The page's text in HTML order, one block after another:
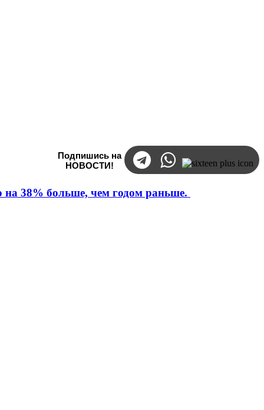
Подпишись на
НОВОСТИ!
на 38% больше, чем годом раньше.